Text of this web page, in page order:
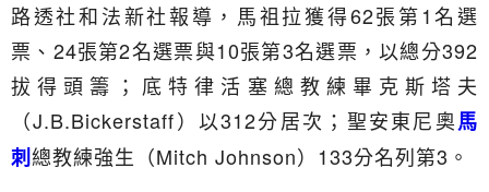
路透社和法新社報導，馬祖拉獲得62張第1名選
票、24張第2名選票與10張第3名選票，以總分392
拔得頭籌；底特律活塞總教練畢克斯塔夫
（J.B.Bickerstaff）以312分居次；聖安東尼奧馬
刺總教練強生（Mitch Johnson）133分名列第3。